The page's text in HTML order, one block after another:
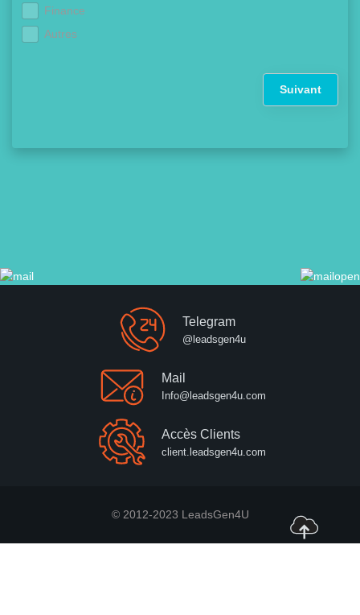
Finance
Autres
Suivant
Telegram
@leadsgen4u
Mail
Info@leadsgen4u.com
Accès Clients
client.leadsgen4u.com
© 2012-2023 LeadsGen4U